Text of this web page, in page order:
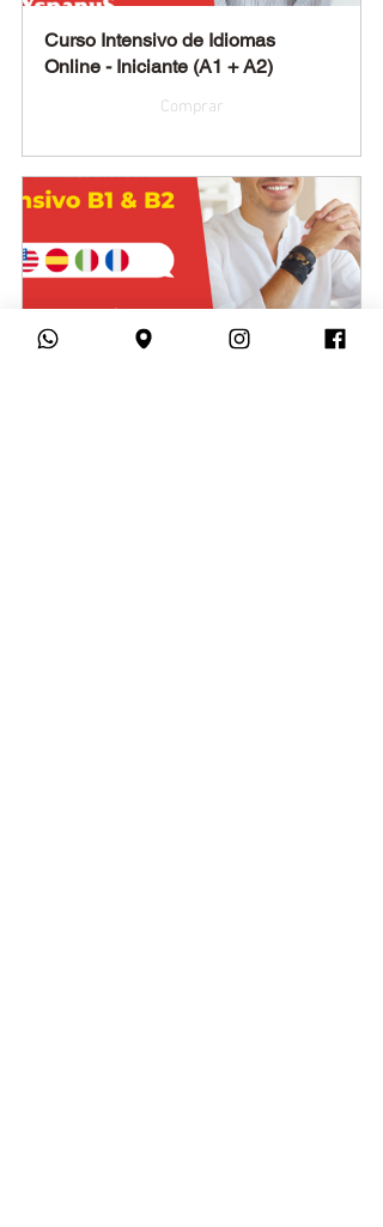
Curso Intensivo de Idiomas
Online - Iniciante (A1 + A2)
Comprar
Curso Intensivo de Idiomas